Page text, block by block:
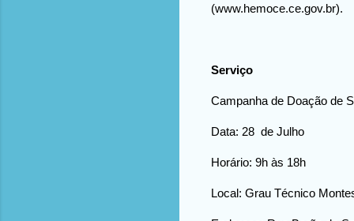
(www.hemoce.ce.gov.br).
Serviço
Campanha de Doação de
Data: 28 de Julho
Horário: 9h às 18h
Local: Grau Técnico